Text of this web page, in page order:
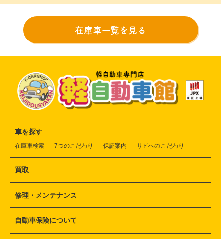
在庫車一覧を見る
車を探す
在庫車検索 7つのこだわり 保証案内 サビへのこだわり
買取
修理・メンテナンス
自動車保険について